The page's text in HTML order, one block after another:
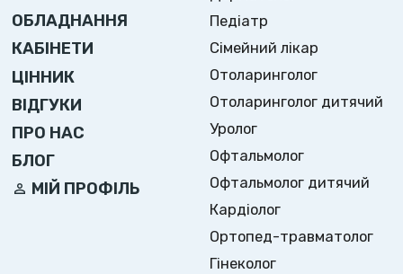
ОБЛАДНАННЯ
КАБІНЕТИ
ЦІННИК
ВІДГУКИ
ПРО НАС
БЛОГ
МІЙ ПРОФІЛЬ
Педіатр
Сімейний лікар
Отоларинголог
Отоларинголог дитячий
Уролог
Офтальмолог
Офтальмолог дитячий
Кардіолог
Ортопед-травматолог
Гінеколог